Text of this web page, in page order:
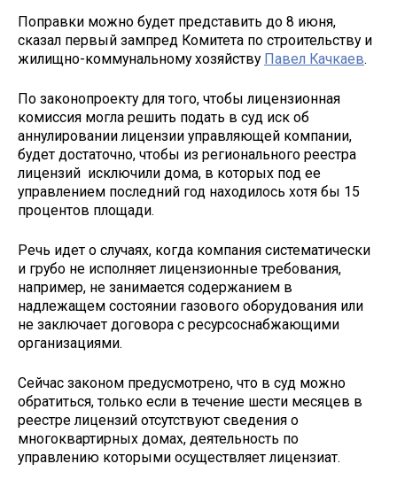
Поправки можно будет представить до 8 июня,
сказал первый зампред Комитета по строительству и
жилищно-коммунальному хозяйству Павел Качкаев.
По законопроекту для того, чтобы лицензионная
комиссия могла решить подать в суд иск об
аннулировании лицензии управляющей компании,
будет достаточно, чтобы из регионального реестра
лицензий исключили дома, в которых под ее
управлением последний год находилось хотя бы 15
процентов площади.
Речь идет о случаях, когда компания систематически
и грубо не исполняет лицензионные требования,
например, не занимается содержанием в
надлежащем состоянии газового оборудования или
не заключает договора с ресурсоснабжающими
организациями.
Сейчас законом предусмотрено, что в суд можно
обратиться, только если в течение шести месяцев в
реестре лицензий отсутствуют сведения о
многоквартирных домах, деятельность по
управлению которыми осуществляет лицензиат.